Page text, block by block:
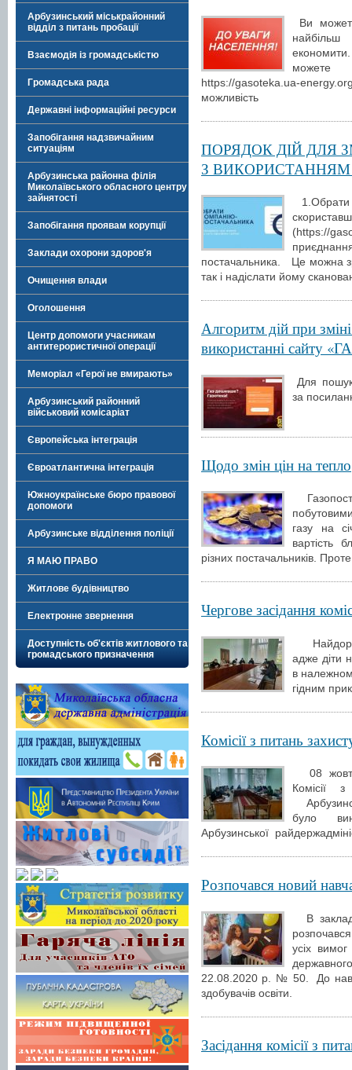
Арбузинський міськрайонний
відділ з питань пробації
Взаємодія із громадськістю
Громадська рада
Державні інформаційні ресурси
Запобігання надзвичайним
ситуаціям
Арбузинська районна філія
Миколаївського обласного центру
зайнятості
Запобігання проявам корупції
Заклади охорони здоров'я
Очищення влади
Оголошення
Центр допомоги учасникам
антитерористичної операції
Меморіал «Герої не вмирають»
Арбузинський районний
військовий комісаріат
Європейська інтеграція
Євроатлантична інтеграція
Южноукраїнське бюро правової
допомоги
Арбузинське відділення поліції
Я МАЮ ПРАВО
Житлове будівництво
Електронне звернення
Доступність об'єктів житлового та
громадського призначення
Ви
можете
https://gasoteka.ua-
можливість
ПОРЯДОК ДІЙ ДЛЯ
З ВИКОРИСТАННЯМ
(https://
постачальника. Це можна
так і надіслати йому
Алгоритм дій при
використанні сайту
Для
за
Щодо змін цін на
газу на
вартість
різних постачальників.
Чергове засідання
адже діти
в
гідним
Комісії з питань
08
Комісії
було
Арбузинської
Розпочався новий
В
усіх
22.08.2020 р. № 50. До
здобувачів освіти.
Засідання комісії з